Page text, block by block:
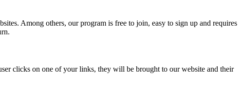
Among others, our program is free to join, easy to sign up and requires
clicks on one of your links, they will be brought to our website and their